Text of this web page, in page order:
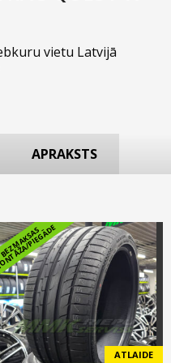
vietu Latvijā
APRAKSTS
ATLAIDE